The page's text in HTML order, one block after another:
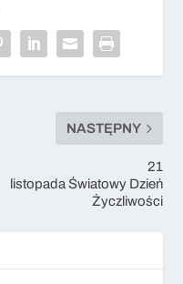
NASTĘPNY
21
listopada Światowy Dzień
Życzliwości